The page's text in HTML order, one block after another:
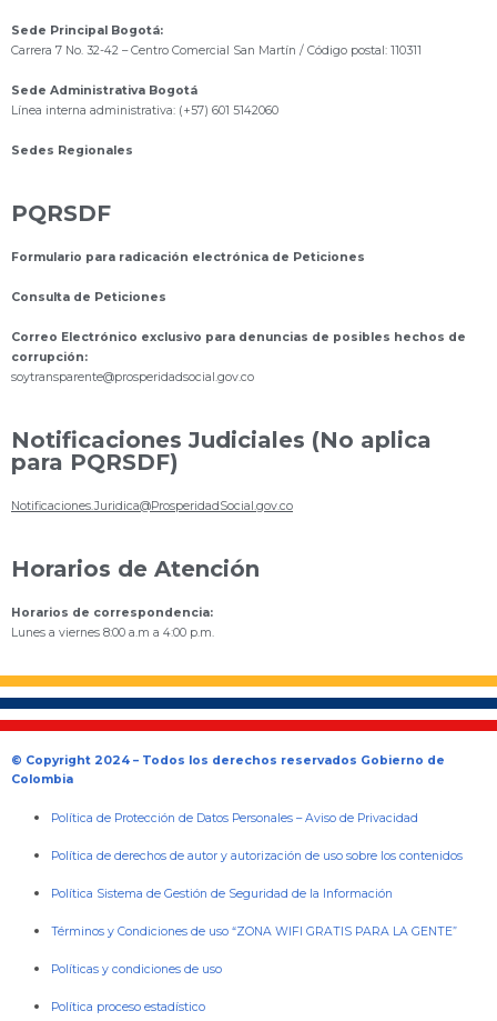
Sede Principal Bogotá:
Carrera 7 No. 32-42 – Centro Comercial San Martín / Código postal: 110311
Sede Administrativa Bogotá
Línea interna administrativa: (+57) 601 5142060
Sedes Regionales
PQRSDF
Formulario para radicación electrónica de Peticiones
Consulta de Peticiones
Correo Electrónico exclusivo para denuncias de posibles hechos de
corrupción:
soytransparente@prosperidadsocial.gov.co
Notificaciones Judiciales (No aplica
para PQRSDF)
Notificaciones.Juridica@ProsperidadSocial.gov.co
Horarios de Atención
Horarios de correspondencia:
Lunes a viernes 8:00 a.m a 4:00 p.m.
© Copyright 2024 – Todos los derechos reservados Gobierno de
Colombia
Política de Protección de Datos Personales –Aviso de Privacidad
Política de derechos de autor y autorización de uso sobre los contenidos
Política Sistema de Gestión de Seguridad de la Información
Términos y Condiciones de uso “ZONA WIFI GRATIS PARA LA GENTE”
Políticas y condiciones de uso
Política proceso estadístico